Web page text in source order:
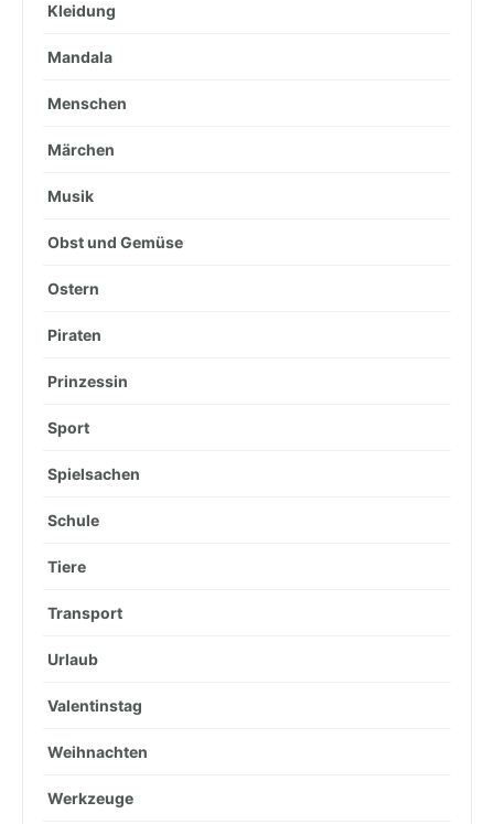
Kleidung
Mandala
Menschen
Märchen
Musik
Obst und Gemüse
Ostern
Piraten
Prinzessin
Sport
Spielsachen
Schule
Tiere
Transport
Urlaub
Valentinstag
Weihnachten
Werkzeuge